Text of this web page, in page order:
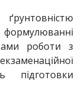
формулюванні
роботи з
підготовки